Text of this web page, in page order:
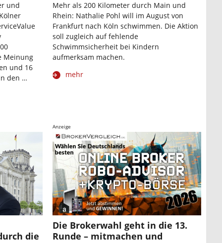
und
Meinung
und 16
den …
Mehr als 200 Kilometer durch Main und
Rhein: Nathalie Pohl will im August von
Frankfurt nach Köln schwimmen. Die Aktion
soll zugleich auf fehlende
Schwimmsicherheit bei Kindern
aufmerksam machen.
mehr
die
Anzeige
Die Brokerwahl geht in die 13.
Runde – mitmachen und